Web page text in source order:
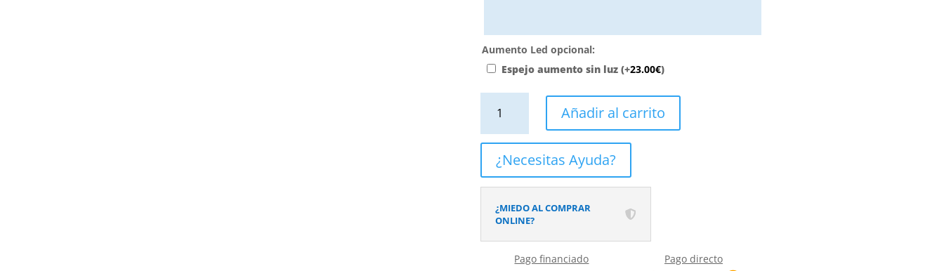
Aumento Led opcional:
Espejo aumento sin luz(+23.00€)
baño
CIRCLE
redondo
con
LED
cantidad
Añadir al carrito
¿Necesitas Ayuda?
¿MIEDO AL COMPRAR
ONLINE?
Pago financiado Pago directo